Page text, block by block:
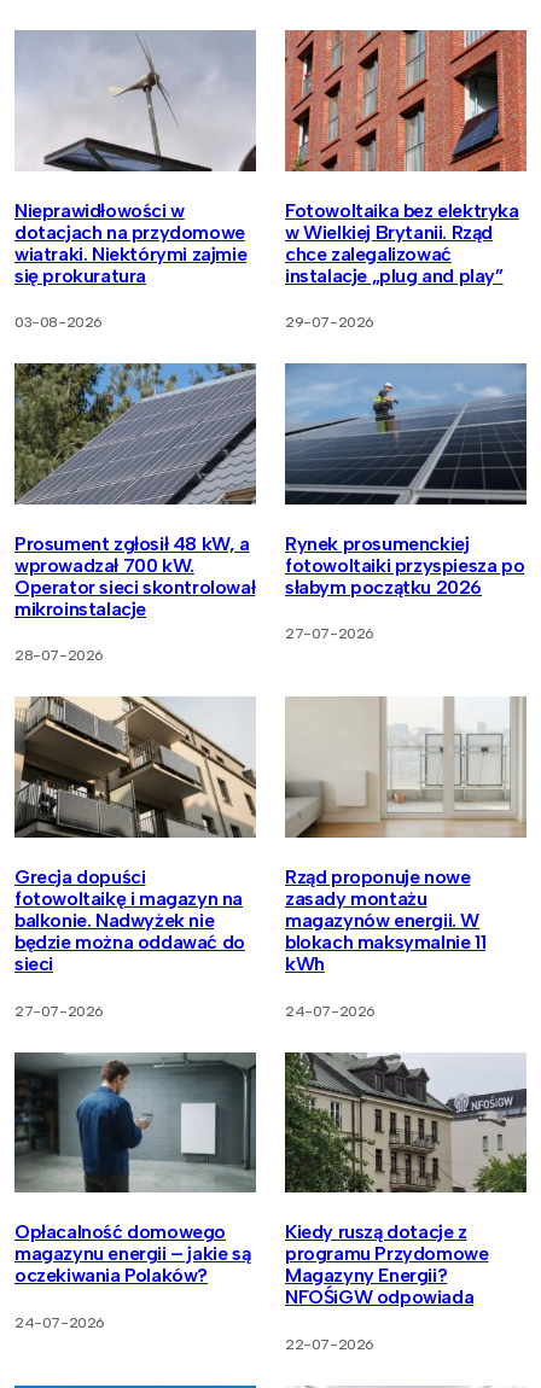
Nieprawidłowości w
dotacjach na przydomowe
wiatraki. Niektórymi zajmie
się prokuratura
03-08-2026
Fotowoltaika bez elektryka
w Wielkiej Brytanii. Rząd
chce zalegalizować
instalacje „plug and play”
29-07-2026
Prosument zgłosił 48 kW, a
wprowadzał 700 kW.
Operator sieci skontrolował
mikroinstalacje
28-07-2026
Rynek prosumenckiej
fotowoltaiki przyspiesza po
słabym początku 2026
27-07-2026
Grecja dopuści
fotowoltaikę i magazyn na
balkonie. Nadwyżek nie
będzie można oddawać do
sieci
27-07-2026
Rząd proponuje nowe
zasady montażu
magazynów energii. W
blokach maksymalnie 11
kWh
24-07-2026
Opłacalność domowego
magazynu energii – jakie są
oczekiwania Polaków?
24-07-2026
Kiedy ruszą dotacje z
programu Przydomowe
Magazyny Energii?
NFOŚiGW odpowiada
22-07-2026